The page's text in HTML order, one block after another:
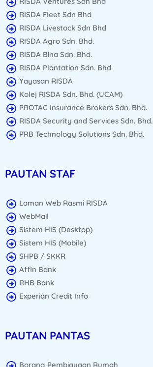
RISDA Fleet Sdn Bhd
RISDA Livestock Sdn Bhd
RISDA Agro Sdn. Bhd.
RISDA Bina Sdn. Bhd.
RISDA Plantation Sdn. Bhd.
Yayasan RISDA
Kolej RISDA Sdn. Bhd. (UCAM)
PROTAC Insurance Brokers Sdn. Bhd.
RISDA Security and Services Sdn. Bhd.
PRB Technology Solutions Sdn. Bhd.
PAUTAN STAF
Laman Web Rasmi RISDA
WebMail
Sistem HIS (Desktop)
Sistem HIS (Mobile)
SHPB / SKKR
Affin Bank
RHB Bank
Experian Credit Info
PAUTAN PANTAS
Borang Pembiayaan Rumah